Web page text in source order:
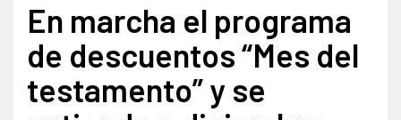
En marcha el programa
de descuentos “Mes del
testamento” y se